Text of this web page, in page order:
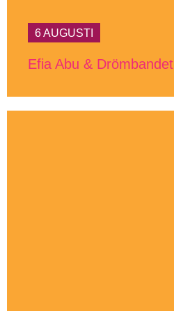
6 AUGUSTI
Efia Abu & Drömbandet